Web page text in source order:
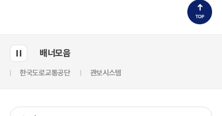
배너모음
한국도로교통공단 관보시스템